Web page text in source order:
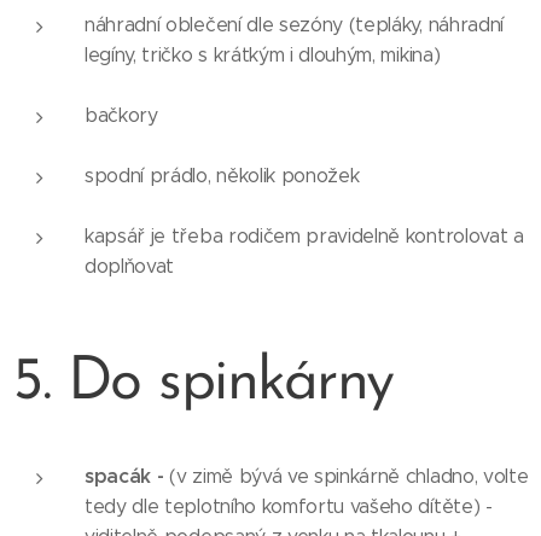
náhradní oblečení dle sezóny (tepláky, náhradní
legíny, tričko s krátkým i dlouhým, mikina)
bačkory
spodní prádlo, několik ponožek
kapsář je třeba rodičem pravidelně kontrolovat a
doplňovat
5. Do spinkárny
spacák -(v zimě bývá ve spinkárně chladno, volte
tedy dle teplotního komfortu vašeho dítěte) -